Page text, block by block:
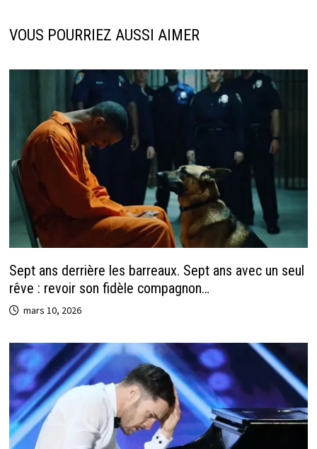
k
r
p
VOUS POURRIEZ AUSSI AIMER
Sept ans derrière les barreaux. Sept ans avec un seul
rêve : revoir son fidèle compagnon…
mars 10, 2026